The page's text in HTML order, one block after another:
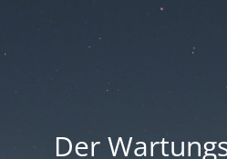
Der